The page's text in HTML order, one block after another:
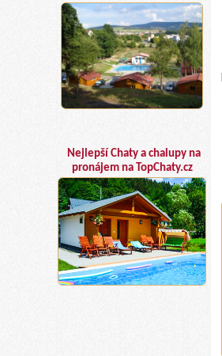
Nejlepší Chaty a chalupy na
pronájem na TopChaty.cz